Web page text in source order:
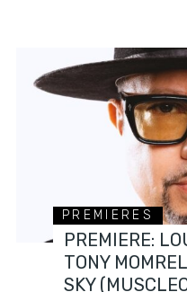
PREMIERES
PREMIERE:
TONY
SKY